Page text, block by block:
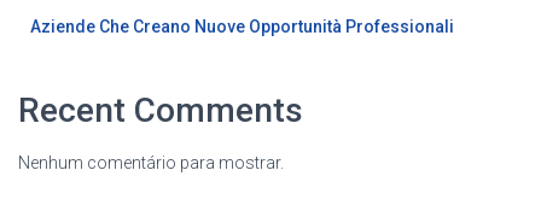
Aziende Che Creano Nuove Opportunità Professionali
Recent Comments
Nenhum comentário para mostrar.